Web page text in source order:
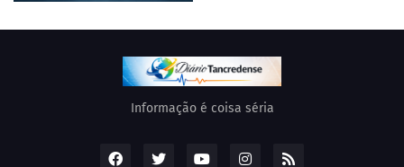
Informação é coisa séria